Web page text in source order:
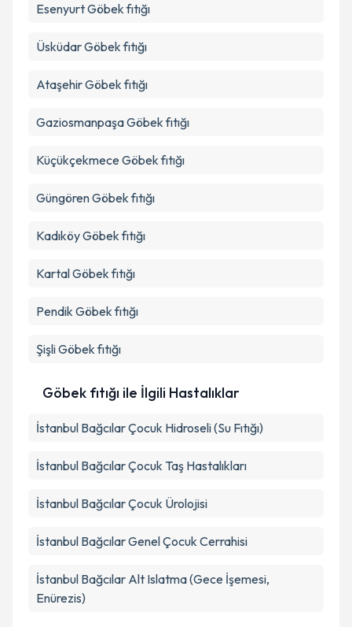
EsenyurtGöbek fıtığı
ÜsküdarGöbek fıtığı
AtaşehirGöbek fıtığı
GaziosmanpaşaGöbek fıtığı
Küçükçekmece Göbek fıtığı
GüngörenGöbek fıtığı
KadıköyGöbek fıtığı
KartalGöbek fıtığı
Pendik Göbek fıtığı
ŞişliGöbek fıtığı
Göbek fıtığı ile İlgili Hastalıklar
İstanbul Bağcılar Çocuk Hidroseli (Su Fıtığı)
İstanbul Bağcılar Çocuk Taş Hastalıkları
İstanbul Bağcılar Çocuk Ürolojisi
İstanbul Bağcılar Genel Çocuk Cerrahisi
İstanbul Bağcılar Alt Islatma (Gece İşemesi,
Enürezis)